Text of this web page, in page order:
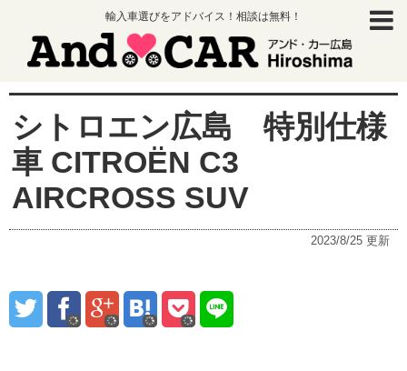
輸入車選びをアドバイス！相談は無料！
シトロエン広島 特別仕様
車 CITROËN C3
AIRCROSS SUV
2023/8/25 更新